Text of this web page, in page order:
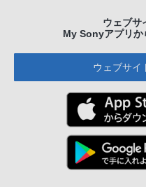
ウェブサ
My Sonyアプリか
ウェブサイ